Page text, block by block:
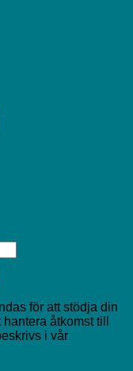
för att stödja din
åtkomst till
i vår